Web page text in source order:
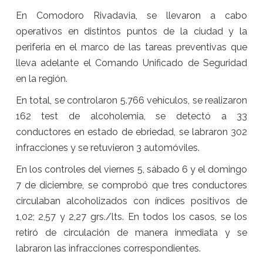
En Comodoro Rivadavia, se llevaron a cabo
operativos en distintos puntos de la ciudad y la
periferia en el marco de las tareas preventivas que
lleva adelante el Comando Unificado de Seguridad
en la región.
En total, se controlaron 5.766 vehículos, se realizaron
162 test de alcoholemia, se detectó a 33
conductores en estado de ebriedad, se labraron 302
infracciones y se retuvieron 3 automóviles.
En los controles del viernes 5, sábado 6 y el domingo
7 de diciembre, se comprobó que tres conductores
circulaban alcoholizados con índices positivos de
1,02; 2,57 y 2,27 grs./lts. En todos los casos, se los
retiró de circulación de manera inmediata y se
labraron las infracciones correspondientes.